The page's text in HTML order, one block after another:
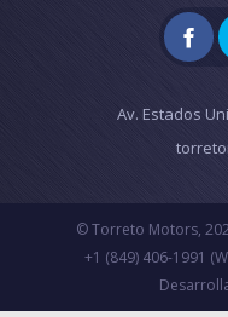
Av. Estados
© Torreto Motors,
+1 (849) 406-1991